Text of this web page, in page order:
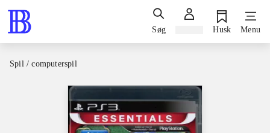
Søg Husk Menu
Spil / computerspil